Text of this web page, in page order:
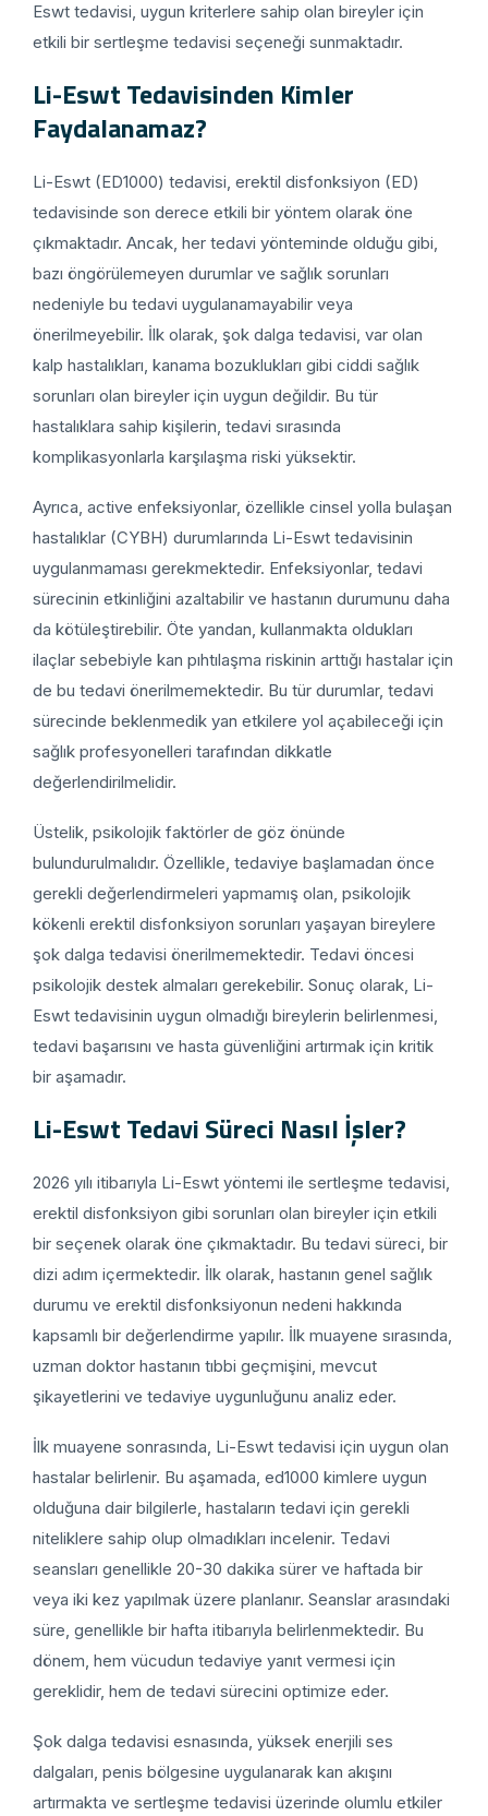
Eswt tedavisi, uygun kriterlere sahip olan bireyler için
etkili bir sertleşme tedavisi seçeneği sunmaktadır.
Li-Eswt Tedavisinden Kimler
Faydalanamaz?
Li-Eswt (ED1000) tedavisi, erektil disfonksiyon (ED)
tedavisinde son derece etkili bir yöntem olarak öne
çıkmaktadır. Ancak, her tedavi yönteminde olduğu gibi,
bazı öngörülemeyen durumlar ve sağlık sorunları
nedeniyle bu tedavi uygulanamayabilir veya
önerilmeyebilir. İlk olarak, şok dalga tedavisi, var olan
kalp hastalıkları, kanama bozuklukları gibi ciddi sağlık
sorunları olan bireyler için uygun değildir. Bu tür
hastalıklara sahip kişilerin, tedavi sırasında
komplikasyonlarla karşılaşma riski yüksektir.
Ayrıca, active enfeksiyonlar, özellikle cinsel yolla bulaşan
hastalıklar (CYBH) durumlarında Li-Eswt tedavisinin
uygulanmaması gerekmektedir. Enfeksiyonlar, tedavi
sürecinin etkinliğini azaltabilir ve hastanın durumunu daha
da kötüleştirebilir. Öte yandan, kullanmakta oldukları
ilaçlar sebebiyle kan pıhtılaşma riskinin arttığı hastalar için
de bu tedavi önerilmemektedir. Bu tür durumlar, tedavi
sürecinde beklenmedik yan etkilere yol açabileceği için
sağlık profesyonelleri tarafından dikkatle
değerlendirilmelidir.
Üstelik, psikolojik faktörler de göz önünde
bulundurulmalıdır. Özellikle, tedaviye başlamadan önce
gerekli değerlendirmeleri yapmamış olan, psikolojik
kökenli erektil disfonksiyon sorunları yaşayan bireylere
şok dalga tedavisi önerilmemektedir. Tedavi öncesi
psikolojik destek almaları gerekebilir. Sonuç olarak, Li-
Eswt tedavisinin uygun olmadığı bireylerin belirlenmesi,
tedavi başarısını ve hasta güvenliğini artırmak için kritik
bir aşamadır.
Li-Eswt Tedavi Süreci Nasıl İşler?
2026 yılı itibarıyla Li-Eswt yöntemi ile sertleşme tedavisi,
erektil disfonksiyon gibi sorunları olan bireyler için etkili
bir seçenek olarak öne çıkmaktadır. Bu tedavi süreci, bir
dizi adım içermektedir. İlk olarak, hastanın genel sağlık
durumu ve erektil disfonksiyonun nedeni hakkında
kapsamlı bir değerlendirme yapılır. İlk muayene sırasında,
uzman doktor hastanın tıbbi geçmişini, mevcut
şikayetlerini ve tedaviye uygunluğunu analiz eder.
İlk muayene sonrasında, Li-Eswt tedavisi için uygun olan
hastalar belirlenir. Bu aşamada, ed1000 kimlere uygun
olduğuna dair bilgilerle, hastaların tedavi için gerekli
niteliklere sahip olup olmadıkları incelenir. Tedavi
seansları genellikle 20-30 dakika sürer ve haftada bir
veya iki kez yapılmak üzere planlanır. Seanslar arasındaki
süre, genellikle bir hafta itibarıyla belirlenmektedir. Bu
dönem, hem vücudun tedaviye yanıt vermesi için
gereklidir, hem de tedavi sürecini optimize eder.
Şok dalga tedavisi esnasında, yüksek enerjili ses
dalgaları, penis bölgesine uygulanarak kan akışını
artırmakta ve sertleşme tedavisi üzerinde olumlu etkiler